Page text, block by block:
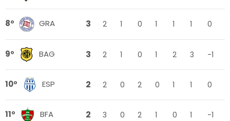
8º GRA 3 2 1 0 1 1 1 0
9º BAG 3 2 1 0 1 2 3 -1
10º ESP 2 2 0 2 0 1 1 0
11º BFA 2 3 0 2 1 0 1 -1